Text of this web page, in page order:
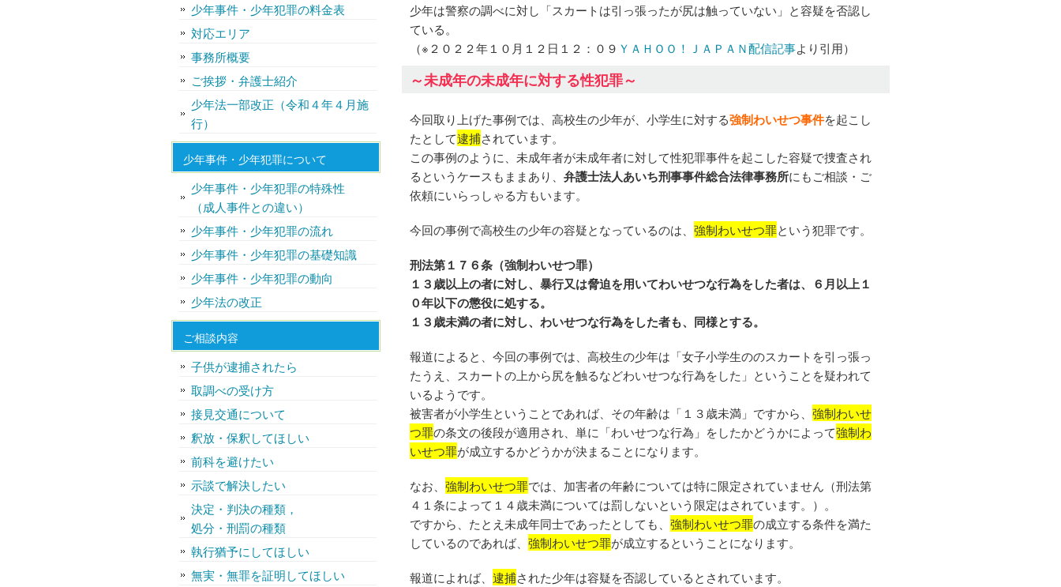
少年は警察の調べに対し「スカートは引っ張ったが尻は触っていない」と容疑を否認し
ている。
（※２０２２年１０月１２日１２：０９ ＹＡＨＯＯ！ＪＡＰＡＮ配信記事より引用）
～未成年の未成年に対する性犯罪～
今回取り上げた事例では、高校生の少年が、小学生に対する強制わいせつ事件を起こし
たとして逮捕されています。
この事例のように、未成年者が未成年者に対して性犯罪事件を起こした容疑で捜査され
るというケースもままあり、 弁護士法人あいち刑事事件総合法律事務所にもご相談・ご
依頼にいらっしゃる方もいます。
今回の事例で高校生の少年の容疑となっているのは、 強制わいせつ罪という犯罪です。
刑法第１７６条（強制わいせつ罪）
１３歳以上の者に対し、暴行又は脅迫を用いてわいせつな行為をした者は、６月以上１
０年以下の懲役に処する。
１３歳未満の者に対し、わいせつな行為をした者も、同様とする。
報道によると、今回の事例では、高校生の少年は「女子小学生ののスカートを引っ張っ
たうえ、スカートの上から尻を触るなどわいせつな行為をした」ということを疑われて
いるようです。
被害者が小学生ということであれば、その年齢は「１３歳未満」ですから、 強制わいせ
つ罪の条文の後段が適用され、単に「わいせつな行為」をしたかどうかによって強制わ
いせつ罪が成立するかどうかが決まることになります。
なお、 強制わいせつ罪では、加害者の年齢については特に限定されていません（刑法第
４１条によって１４歳未満については罰しないという限定はされています。）。
ですから、たとえ未成年同士であったとしても、 強制わいせつ罪の成立する条件を満た
しているのであれば、 強制わいせつ罪が成立するということになります。
報道によれば、 逮捕された少年は容疑を否認しているとされています。
少年事件・少年犯罪の料金表
対応エリア
事務所概要
ご挨拶・弁護士紹介
少年法一部改正（令和４年４月施
行）
少年事件・少年犯罪について
少年事件・少年犯罪の特殊性
（成人事件との違い）
少年事件・少年犯罪の流れ
少年事件・少年犯罪の基礎知識
少年事件・少年犯罪の動向
少年法の改正
ご相談内容
子供が逮捕されたら
取調べの受け方
接見交通について
釈放・保釈してほしい
前科を避けたい
示談で解決したい
決定・判決の種類，
処分・刑罰の種類
執行猶予にしてほしい
無実・無罪を証明してほしい